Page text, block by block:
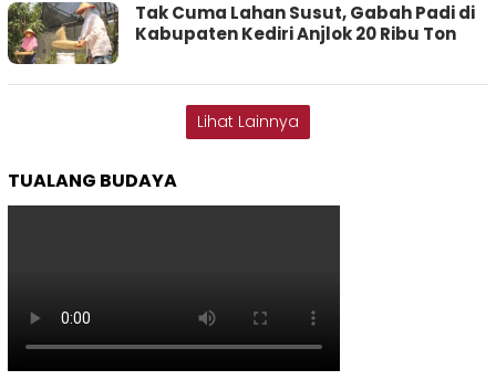
Tak Cuma Lahan Susut, Gabah Padi di
Kabupaten Kediri Anjlok 20 Ribu Ton
Lihat Lainnya
TUALANG BUDAYA